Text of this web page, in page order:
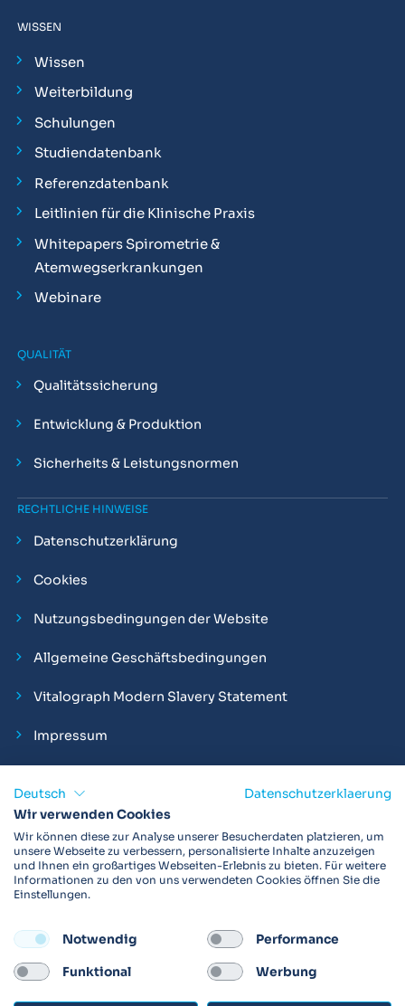
WISSEN
Wissen
Weiterbildung
Schulungen
Studiendatenbank
Referenzdatenbank
Leitlinien für die Klinische Praxis
Whitepapers Spirometrie &
Atemwegserkrankungen
Webinare
QUALITÄT
Qualitätssicherung
Entwicklung & Produktion
Sicherheits & Leistungsnormen
RECHTLICHE HINWEISE
Datenschutzerklärung
Cookies
Nutzungsbedingungen der Website
Allgemeine Geschäftsbedingungen
Vitalograph Modern Slavery Statement
Impressum
Vitalograph ist ein internationaler Hersteller von Spirometern,
EKGs und Bakterien-Viren-Filtern zur sicheren
Lungenfunktionsdiagnostik. Darüber hinaus sind wir weltweit
als Technologie- und Service-Provider für klinische
FOLLOW
Deutsch
Datenschutzerklaerung
Wir verwenden Cookies
Wir können diese zur Analyse unserer Besucherdaten platzieren, um
unsere Webseite zu verbessern, personalisierte Inhalte anzuzeigen
und Ihnen ein großartiges Webseiten-Erlebnis zu bieten. Für weitere
Informationen zu den von uns verwendeten Cookies öffnen Sie die
Einstellungen.
Notwendig Performance
Funktional Werbung